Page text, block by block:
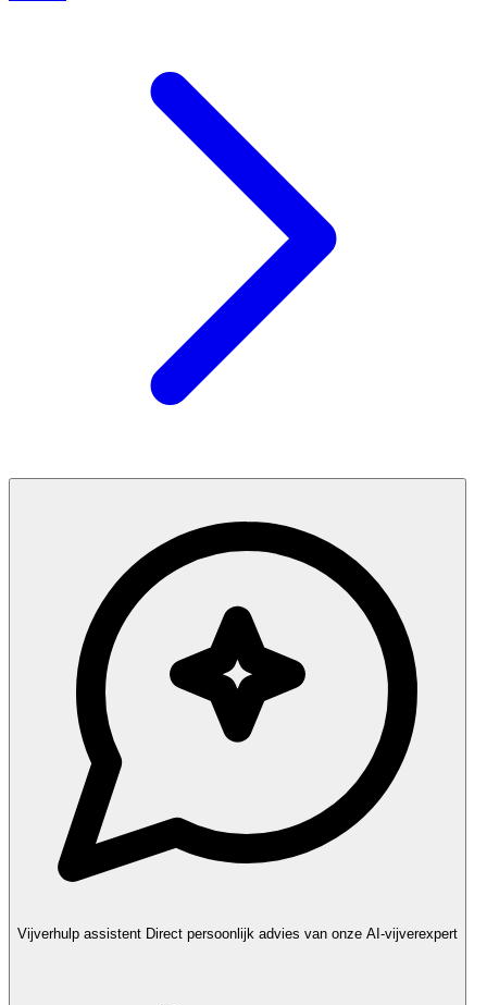
Vijverhulp assistent Direct persoonlijk advies van onze AI-vijverexpert